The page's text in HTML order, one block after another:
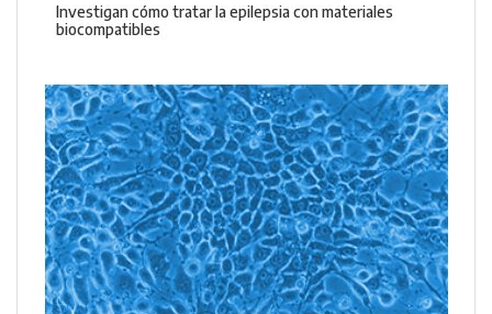
Investigan cómo tratar la epilepsia con materiales
biocompatibles